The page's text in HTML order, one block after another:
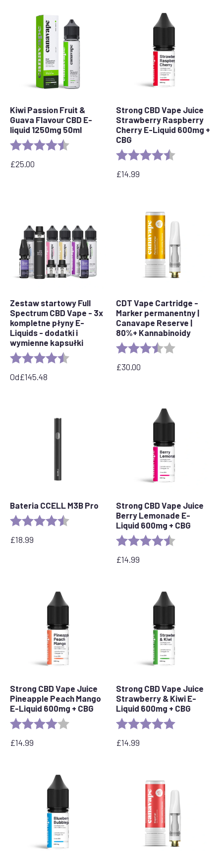
Kiwi Passion Fruit &
Guava Flavour CBD E-
liquid 1250mg 50ml
Rating: 4.5 out of 5 stars
£25.00
Strong CBD Vape Juice
Strawberry Raspberry
Cherry E-Liquid 600mg +
CBG
Rating:
£14.99
Zestaw startowy Full
Spectrum CBD Vape - 3x
kompletne płyny E-
Liquids - dodatki i
wymienne kapsułki
Rating: 4.7 out of 5 stars
Od£145.48
CDT Vape Cartridge -
Marker permanentny |
Canavape Reserve |
80%+ Kannabinoidy
Rating:
£30.00
Bateria CCELL M3B Pro
Rating: 4.8 out of 5 stars
£18.99
Strong CBD Vape Juice
Berry Lemonade E-
Liquid 600mg + CBG
Rating:
£14.99
Strong CBD Vape Juice
Pineapple Peach Mango
E-Liquid 600mg + CBG
Rating: 4.0 out of 5 stars
£14.99
Strong CBD Vape Juice
Strawberry & Kiwi E-
Liquid 600mg + CBG
Rating:
£14.99